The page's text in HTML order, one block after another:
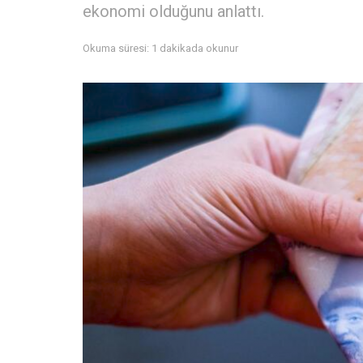
ekonomi olduğunu anlattı.
Okuma süresi: 1 dakikada okunur